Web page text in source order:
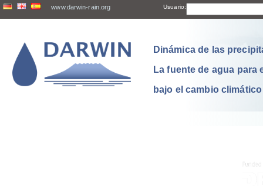
www.darwin-rain.org Usuario:
Dinámica de las
La fuente de agua para
bajo el cambio climático